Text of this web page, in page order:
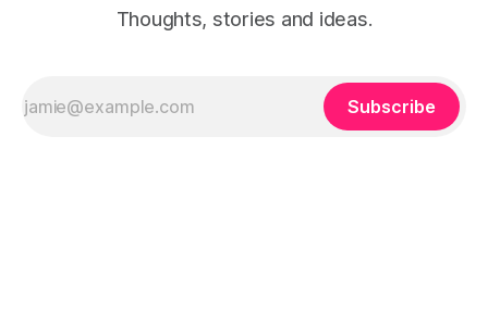
Thoughts, stories and ideas.
Subscribe